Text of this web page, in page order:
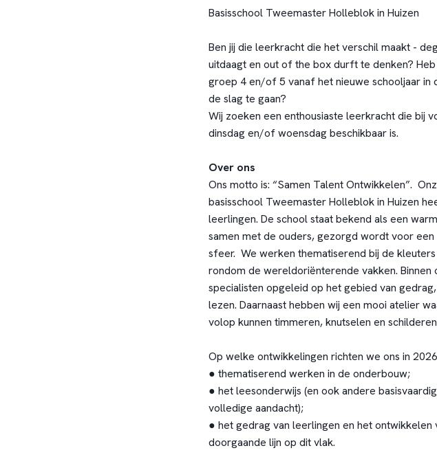
Basisschool Tweemaster Holleblok in Huizen
Ben jij die leerkracht die het verschil maakt -
uitdaagt en out of the box durft te denken?
groep 4 en/of 5 vanaf het nieuwe schooljaar in
de slag te gaan?
Wij zoeken een enthousiaste leerkracht die bij
dinsdag en/of woensdag beschikbaar is.
Over ons
Ons motto is: “Samen Talent Ontwikkelen”.
basisschool Tweemaster Holleblok in Huizen
leerlingen. De school staat bekend als een
samen met de ouders, gezorgd wordt voor
sfeer. We werken thematiserend bij de kleuters
rondom de wereldoriënterende vakken. Binnen
specialisten opgeleid op het gebied van
lezen. Daarnaast hebben wij een mooi atelier
volop kunnen timmeren, knutselen en
Op welke ontwikkelingen richten we ons in
● thematiserend werken in de onderbouw;
● het leesonderwijs (en ook andere
volledige aandacht);
● het gedrag van leerlingen en het ontwikkelen
doorgaande lijn op dit vlak.